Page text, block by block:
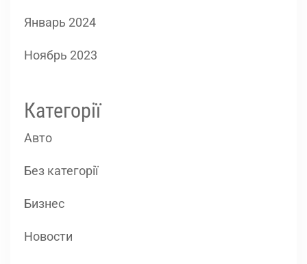
Январь 2024
Ноябрь 2023
Категорії
Авто
Без категорії
Бизнес
Новости